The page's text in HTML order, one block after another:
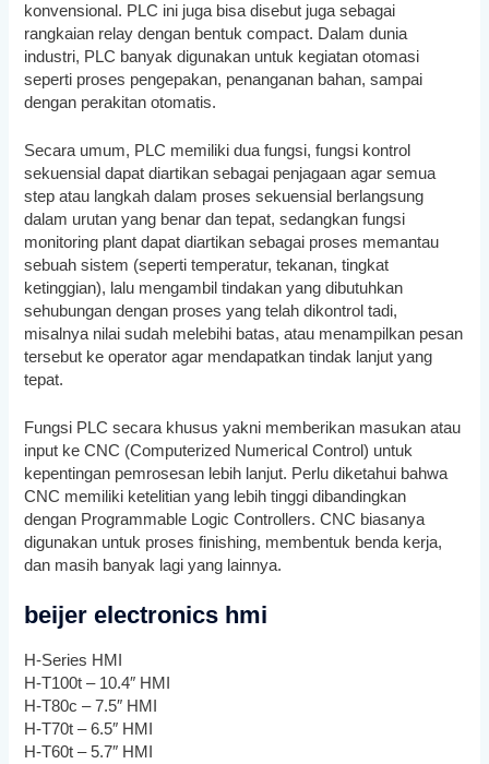
konvensional. PLC ini juga bisa disebut juga sebagai
rangkaian relay dengan bentuk compact. Dalam dunia
industri, PLC banyak digunakan untuk kegiatan otomasi
seperti proses pengepakan, penanganan bahan, sampai
dengan perakitan otomatis.
Secara umum, PLC memiliki dua fungsi, fungsi kontrol
sekuensial dapat diartikan sebagai penjagaan agar semua
step atau langkah dalam proses sekuensial berlangsung
dalam urutan yang benar dan tepat, sedangkan fungsi
monitoring plant dapat diartikan sebagai proses memantau
sebuah sistem (seperti temperatur, tekanan, tingkat
ketinggian), lalu mengambil tindakan yang dibutuhkan
sehubungan dengan proses yang telah dikontrol tadi,
misalnya nilai sudah melebihi batas, atau menampilkan pesan
tersebut ke operator agar mendapatkan tindak lanjut yang
tepat.
Fungsi PLC secara khusus yakni memberikan masukan atau
input ke CNC (Computerized Numerical Control) untuk
kepentingan pemrosesan lebih lanjut. Perlu diketahui bahwa
CNC memiliki ketelitian yang lebih tinggi dibandingkan
dengan Programmable Logic Controllers. CNC biasanya
digunakan untuk proses finishing, membentuk benda kerja,
dan masih banyak lagi yang lainnya.
beijer electronics hmi
H-Series HMI
H-T100t – 10.4″ HMI
H-T80c – 7.5″ HMI
H-T70t – 6.5″ HMI
H-T60t – 5.7″ HMI